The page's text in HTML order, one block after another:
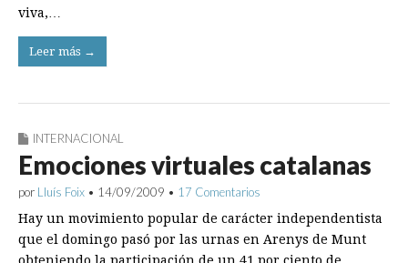
viva,…
Leer más →
INTERNACIONAL
Emociones virtuales catalanas
por Lluís Foix • 14/09/2009 • 17 Comentarios
Hay un movimiento popular de carácter independentista
que el domingo pasó por las urnas en Arenys de Munt